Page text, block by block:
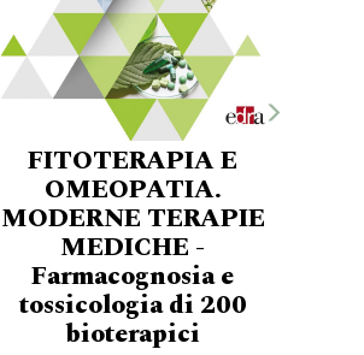
FITOTERAPIA E
OMEOPATIA.
MODERNE TERAPIE
MEDICHE -
Farmacognosia e
tossicologia di 200
bioterapici